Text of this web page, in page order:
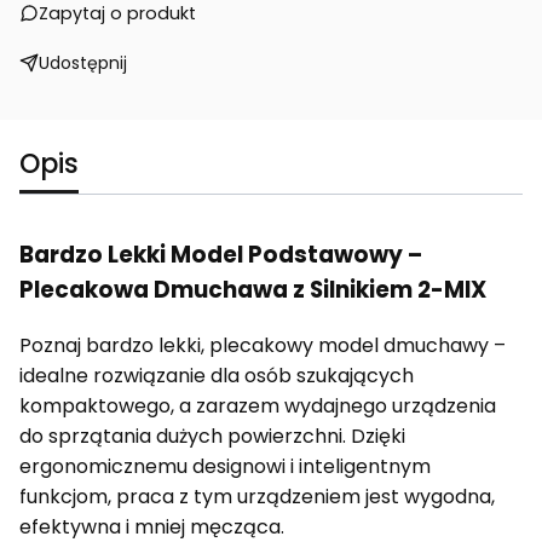
Zapytaj o produkt
Udostępnij
Opis
Bardzo LekkiModelPodstawowy –
Plecakowa Dmuchawa z Silnikiem2-MIX
Poznaj bardzo lekki, plecakowy modeldmuchawy –
idealne rozwiązaniedlaosóbszukających
kompaktowego,a zarazemwydajnegourządzenia
dosprzątaniadużych powierzchni. Dzięki
ergonomicznemudesignowiiinteligentnym
funkcjom, praca z tymurządzeniemjest wygodna,
efektywnai mniej męcząca.